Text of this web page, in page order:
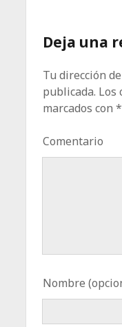
Deja una
Tu dirección
publicada. Los
marcados con*
Comentario
Nombre